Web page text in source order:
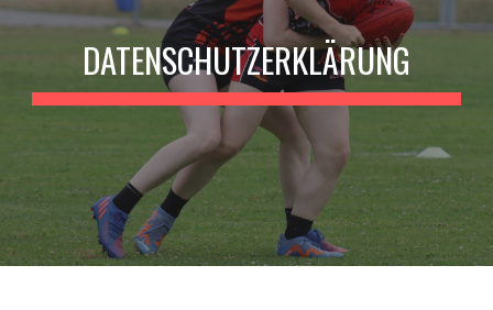
DATENSCHUTZERKLÄRUNG